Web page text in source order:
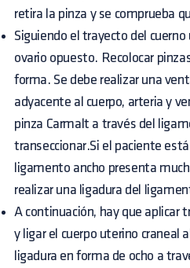
retira la pinza y se comprueba
Siguiendo el trayecto del cuerno
ovario opuesto. Recolocar
forma. Se debe realizar una
adyacente al cuerpo, arteria y
pinza Carmalt a través del
transeccionar.Si el paciente
ligamento ancho presenta
realizar una ligadura del
A continuación, hay que aplicar
y ligar el cuerpo uterino craneal
ligadura en forma de ocho a